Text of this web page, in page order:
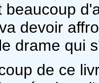
beaucoup
devoir
drame qui
de ce